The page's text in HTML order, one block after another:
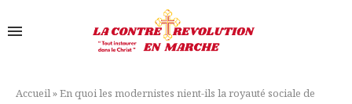
Accueil»En quoi les modernistes nient-ils la royauté sociale de